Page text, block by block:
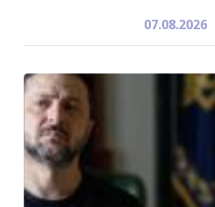
07.08.2026